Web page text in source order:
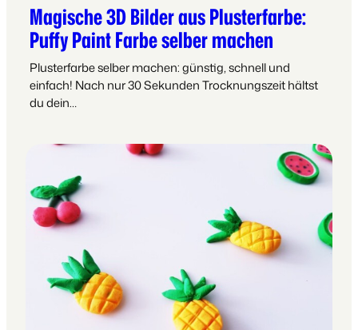
Magische 3D Bilder aus Plusterfarbe:
Puffy Paint Farbe selber machen
Plusterfarbe selber machen: günstig, schnell und
einfach! Nach nur 30 Sekunden Trocknungszeit hältst
du dein…